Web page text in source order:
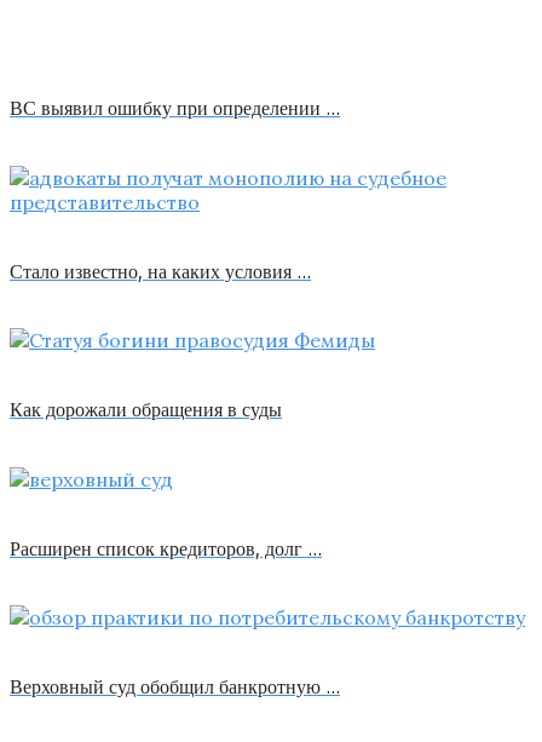
ВС выявил ошибку при определении …
Стало известно, на каких условия …
Как дорожали обращения в суды
Расширен список кредиторов, долг …
Верховный суд обобщил банкротную …